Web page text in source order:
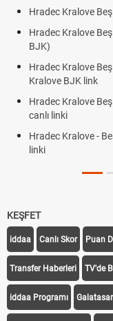
Hradec Kralove
Hradec Kralove
BJK)
Hradec Kralove
Kralove BJK link
Hradec Kralove
canlı linki
Hradec Kralove -
linki
KEŞFET
iddaa Canlı Skor Puan
Transfer Haberleri TV'de
iddaa Programı